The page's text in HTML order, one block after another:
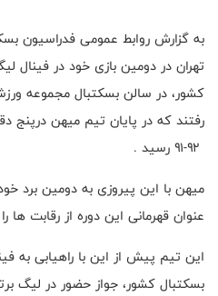
به گزارش روابط عمومی فدراسیون
تهران در دومین بازی خود در فینال
کشور، در سالن بسکتبال مجموعه
رفتند که در پایان تیم میهن درپنج
میهن با این پیروزی به دومین
عنوان قهرمانی این دوره از رقابت ها
این تیم پیش از این با راهیابی به
بسکتبال کشور، جواز حضور در لیگ